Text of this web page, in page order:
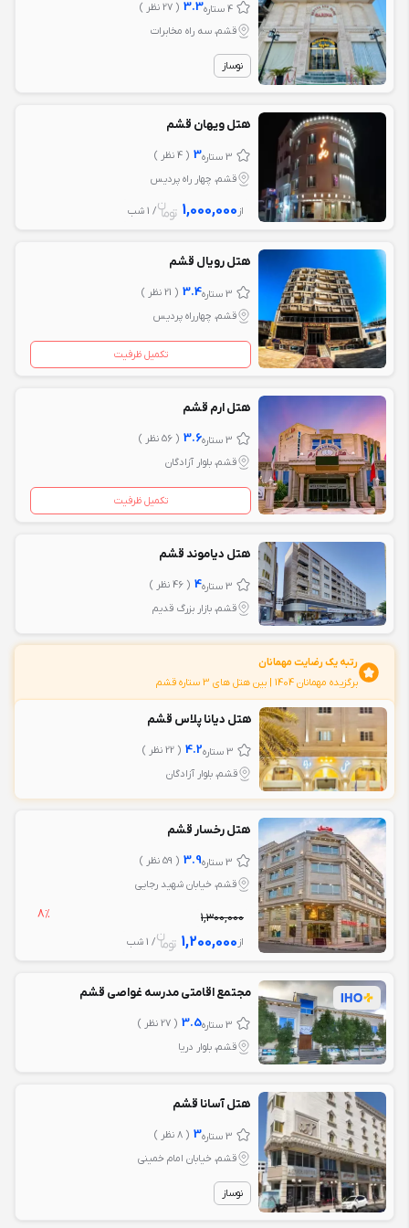
4 ستاره 3.3 ( 27 نظر )
قشم، سه راه مخابرات
نوساز
هتل ویهان قشم
3 ستاره 3 ( 4 نظر )
قشم، چهار راه پردیس
از 1,000,000 / 1 شب
هتل رویال قشم
3 ستاره 3.4 ( 21 نظر )
قشم، چهارراه پردیس
تکمیل ظرفیت
هتل ارم قشم
3 ستاره 3.6 ( 56 نظر )
قشم، بلوار آزادگان
تکمیل ظرفیت
هتل دیاموند قشم
3 ستاره 4 ( 46 نظر )
قشم، بازار بزرگ قدیم
رتبه یک رضایت مهمانان
برگزیده مهمانان 1404 | بين هتل های 3 ستاره قشم
هتل دیانا پلاس قشم
3 ستاره 4.2 ( 22 نظر )
قشم، بلوار آزادگان
هتل رخسار قشم
3 ستاره 3.9 ( 59 نظر )
قشم، خیابان شهید رجایی
1,300,000
8%
از 1,200,000 / 1 شب
مجتمع اقامتی مدرسه غواصی قشم
3 ستاره 3.5 ( 27 نظر )
قشم، بلوار دریا
هتل آسانا قشم
3 ستاره 3 ( 8 نظر )
قشم، خیابان امام خمینی
نوساز